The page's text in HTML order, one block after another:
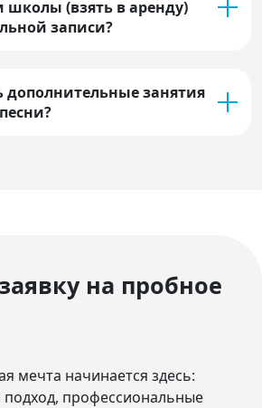
школы (взять в аренду)
записи?
дополнительные занятия
на пробное
мечта начинается здесь:
профессиональные